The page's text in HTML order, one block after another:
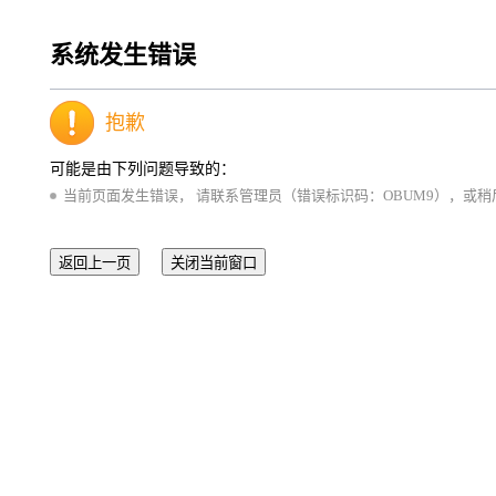
系统发生错误
抱歉
可能是由下列问题导致的：
当前页面发生错误， 请联系管理员（错误标识码：OBUM9），或稍